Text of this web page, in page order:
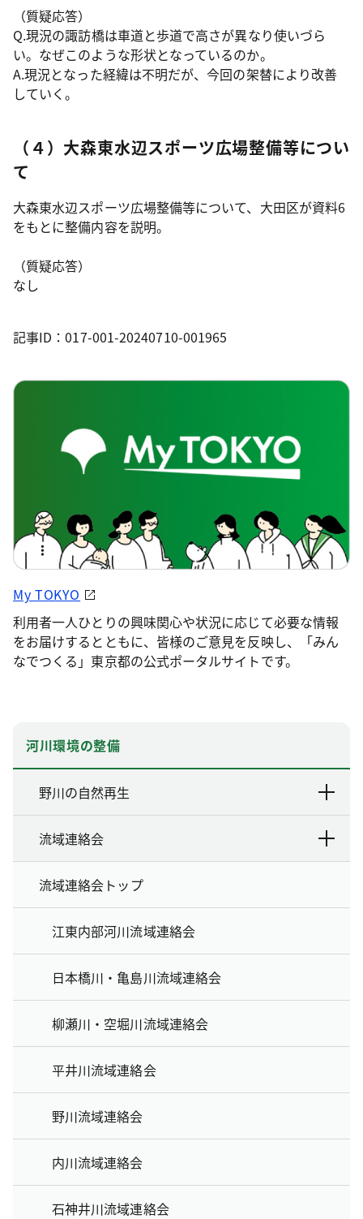
（質疑応答）
Q.現況の諏訪橋は車道と歩道で高さが異なり使いづら
い。なぜこのような形状となっているのか。
A.現況となった経緯は不明だが、今回の架替により改善
していく。
（４）大森東水辺スポーツ広場整備等につい
て
大森東水辺スポーツ広場整備等について、大田区が資料6
をもとに整備内容を説明。
（質疑応答）
なし
記事ID：017-001-20240710-001965
My TOKYO
利用者一人ひとりの興味関心や状況に応じて必要な情報
をお届けするとともに、皆様のご意見を反映し、「みん
なでつくる」東京都の公式ポータルサイトです。
河川環境の整備
野川の自然再生
流域連絡会
流域連絡会トップ
江東内部河川流域連絡会
日本橋川・亀島川流域連絡会
柳瀬川・空堀川流域連絡会
平井川流域連絡会
野川流域連絡会
内川流域連絡会
石神井川流域連絡会